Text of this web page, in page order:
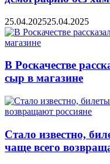
25.04.202525.04.2025
В Роскачестве
сыр в магазине
Стало известно,
чаще всего